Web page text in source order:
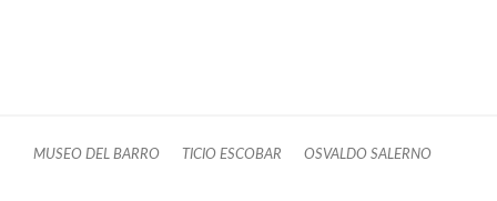
MUSEO DEL BARRO TICIO ESCOBAR OSVALDO SALERNO